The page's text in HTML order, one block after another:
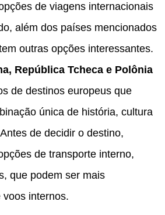
de viagens internacionais
além dos países mencionados
outras opções interessantes.
República Tcheca e Polônia
de destinos europeus que
única de história, cultura
de decidir o destino,
de transporte interno,
que podem ser mais
internos.